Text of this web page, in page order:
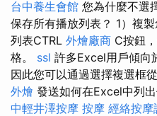
台中養生會館 您為什麼不選
保存所有播放列表？ 1）複
列表CTRL 外燴廠商 C按鈕
格。 ssl 許多Excel用戶傾向
因此您可以通過選擇複選框
外燴 發送如何在Excel中列
中輕井澤按摩 按摩 經絡按摩